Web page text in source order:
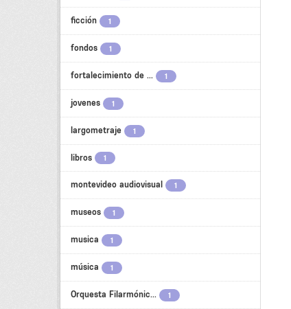
ficción 1
fondos 1
fortalecimiento de ... 1
jovenes 1
largometraje 1
libros 1
montevideo audiovisual 1
museos 1
musica 1
música 1
Orquesta Filarmónic... 1